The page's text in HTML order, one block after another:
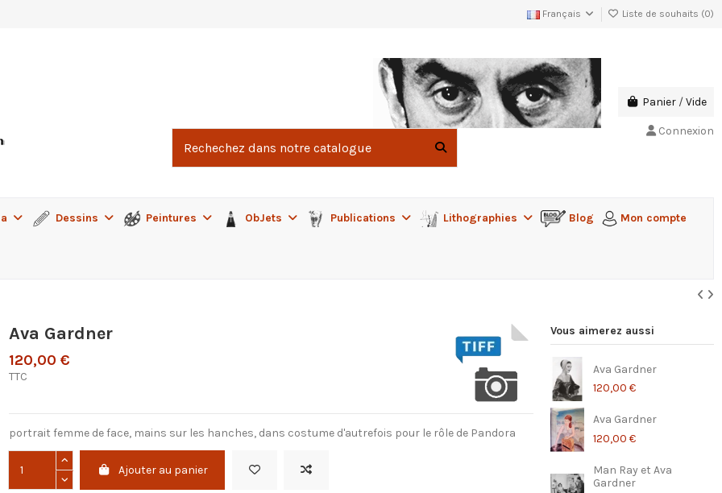
Français Liste de souhaits (0)
Panier /Vide
Connexion
Dessins Peintures ObJets Publications Lithographies Blog Mon compte
Ava Gardner
120,00 €
TTC
portrait femme de face, mains sur les hanches, dans costume d'autrefois pour le rôle de Pandora
Ajouter au panier
Vous aimerez aussi
Ava Gardner
120,00 €
Ava Gardner
120,00 €
Man Ray et Ava
Gardner